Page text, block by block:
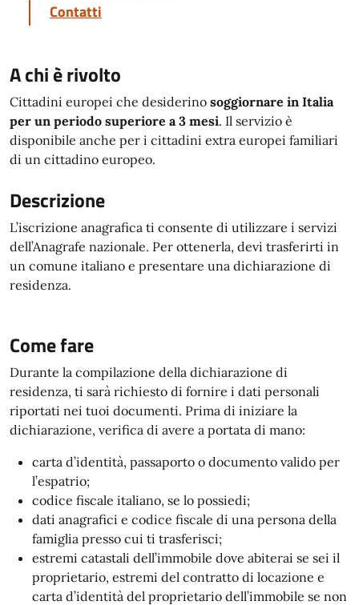
Contatti
A chi è rivolto
Cittadini europei che desiderino soggiornare in Italia
per un periodo superiore a 3 mesi. Il servizio è
disponibile anche per i cittadini extra europei familiari
di un cittadino europeo.
Descrizione
L’iscrizione anagrafica ti consente di utilizzare i servizi
dell’Anagrafe nazionale. Per ottenerla, devi trasferirti in
un comune italiano e presentare una dichiarazione di
residenza.
Come fare
Durante la compilazione della dichiarazione di
residenza, ti sarà richiesto di fornire i dati personali
riportati nei tuoi documenti. Prima di iniziare la
dichiarazione, verifica di avere a portata di mano:
carta d’identità, passaporto o documento valido per
l’espatrio;
codice fiscale italiano, se lo possiedi;
dati anagrafici e codice fiscale di una persona della
famiglia presso cui ti trasferisci;
estremi catastali dell’immobile dove abiterai se sei il
proprietario, estremi del contratto di locazione e
carta d’identità del proprietario dell’immobile se non